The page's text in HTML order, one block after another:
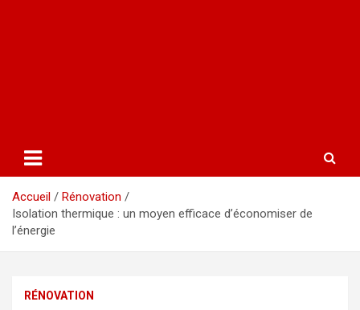
Accueil
Rénovation
Isolation thermique : un moyen efficace d’économiser de
l’énergie
RÉNOVATION